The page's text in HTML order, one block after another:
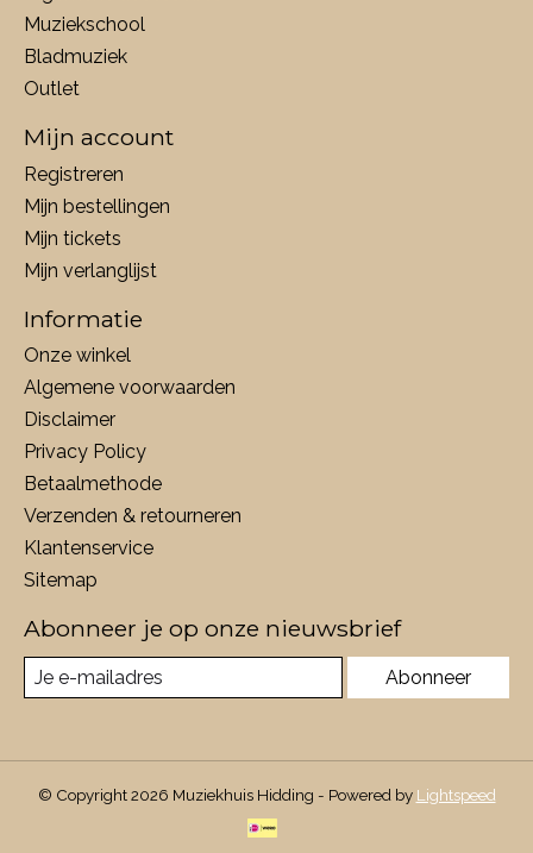
Muziekschool
Bladmuziek
Outlet
Mijn account
Registreren
Mijn bestellingen
Mijn tickets
Mijn verlanglijst
Informatie
Onze winkel
Algemene voorwaarden
Disclaimer
Privacy Policy
Betaalmethode
Verzenden & retourneren
Klantenservice
Sitemap
Abonneer je op onze nieuwsbrief
Abonneer
© Copyright 2026 Muziekhuis Hidding - Powered by Lightspeed